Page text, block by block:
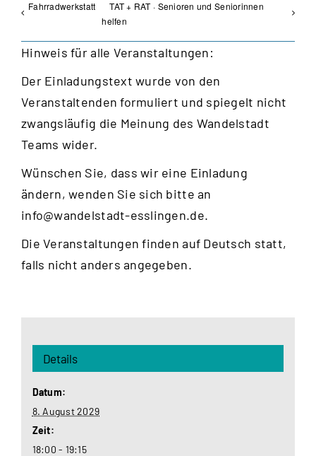
Fahrradwerkstatt
TAT + RAT · Senioren und Seniorinnen
helfen
Hinweis für alle Veranstaltungen:
Der Einladungstext wurde von den
Veranstaltenden formuliert und spiegelt nicht
zwangsläufig die Meinung des Wandelstadt
Teams wider.
Wünschen Sie, dass wir eine Einladung
ändern, wenden Sie sich bitte an
info@wandelstadt-esslingen.de.
Die Veranstaltungen finden auf Deutsch statt,
falls nicht anders angegeben.
Details
Datum:
8. August 2029
Zeit:
18:00 - 19:15